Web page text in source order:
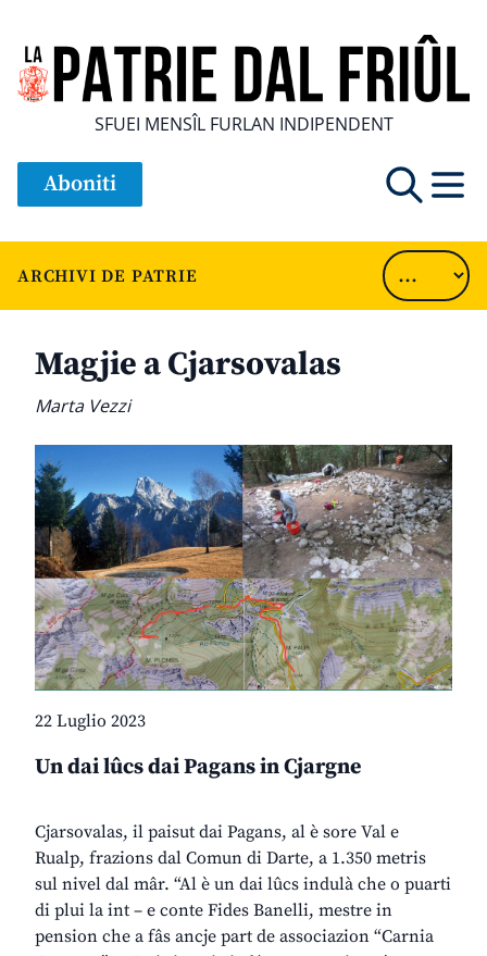
SFUEI MENSÎL FURLAN INDIPENDENT
Aboniti
ARCHIVI DE PATRIE
Magjie a Cjarsovalas
Marta Vezzi
22 Luglio 2023
Un dai lûcs dai Pagans in Cjargne
Cjarsovalas, il paisut dai Pagans, al è sore Val e
Rualp, frazions dal Comun di Darte, a 1.350 metris
sul nivel dal mâr. “Al è un dai lûcs indulà che o puarti
di plui la int – e conte Fides Banelli, mestre in
pension che a fâs ancje part de associazion “Carnia